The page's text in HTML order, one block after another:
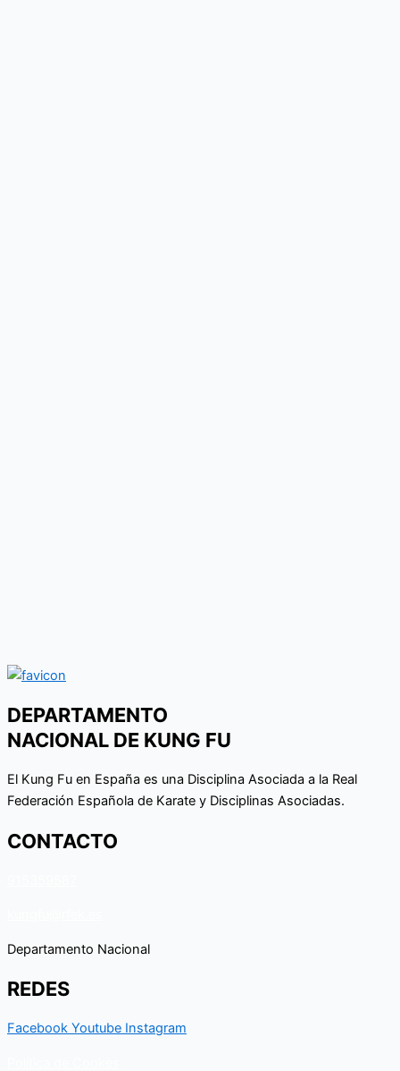
DEPARTAMENTO
NACIONAL DE KUNG FU
El Kung Fu en España es una Disciplina Asociada a la Real
Federación Española de Karate y Disciplinas Asociadas.
CONTACTO
Departamento Nacional
REDES
Facebook Youtube Instagram